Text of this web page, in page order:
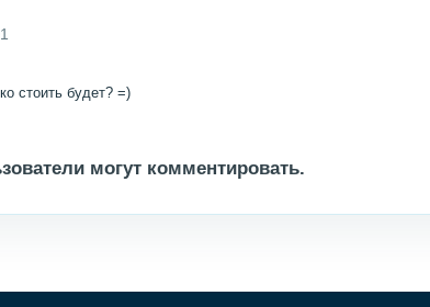
стоить будет? =)
могут комментировать.